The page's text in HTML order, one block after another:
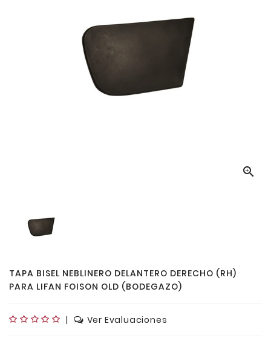

TAPA BISEL NEBLINERO DELANTERO DERECHO (RH)
PARA LIFAN FOISON OLD (BODEGAZO)
| Ver Evaluaciones